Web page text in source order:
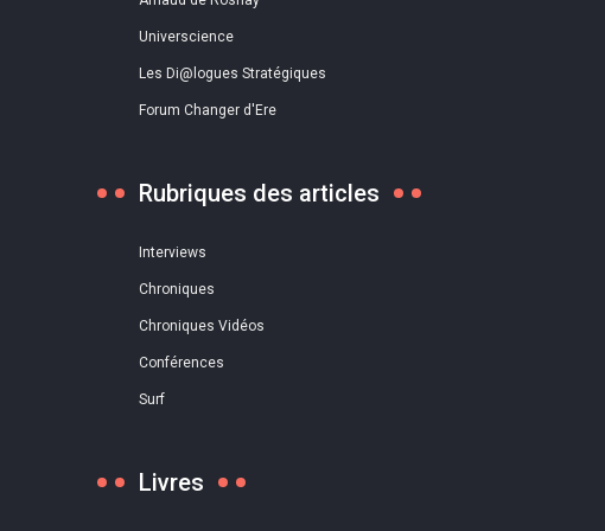
Universcience
Les Di@logues Stratégiques
Forum Changer d'Ere
Rubriques des articles
Interviews
Chroniques
Chroniques Vidéos
Conférences
Surf
Livres